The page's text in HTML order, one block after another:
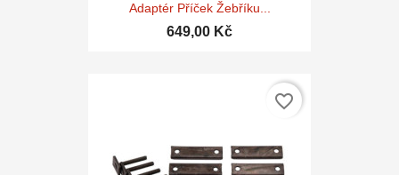
Adaptér Příček Žebříku...
649,00 Kč
favorite_border